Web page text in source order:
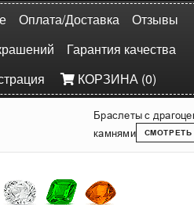
Оплата/Доставка
Отзывы
Гарантия качества
КОРЗИНА (0)
Браслеты с
камнями
СМОТРЕТЬ